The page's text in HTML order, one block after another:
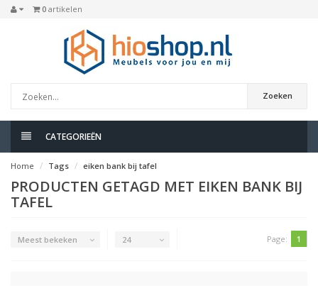
0 artikelen
Zoeken
CATEGORIEËN
Home Tags eiken bank bij tafel
PRODUCTEN GETAGD MET EIKEN BANK BIJ
TAFEL
Meest bekeken 24 Page: 1